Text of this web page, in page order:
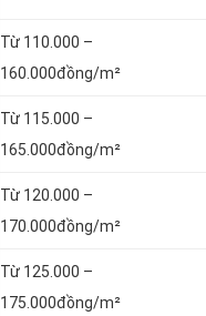
Từ 110.000 –
160.000đồng/m²
Từ 115.000 –
165.000đồng/m²
Từ 120.000 –
170.000đồng/m²
Từ 125.000 –
175.000đồng/m²